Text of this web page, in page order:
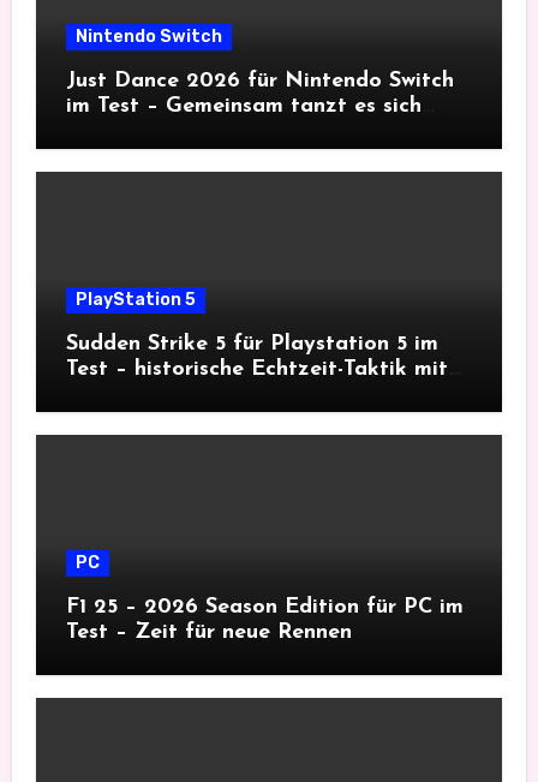
Nintendo Switch
Just Dance 2026 für Nintendo Switch
im Test – Gemeinsam tanzt es sich
PlayStation 5
Sudden Strike 5 für Playstation 5 im
Test – historische Echtzeit-Taktik mit
PC
F1 25 – 2026 Season Edition für PC im
Test – Zeit für neue Rennen